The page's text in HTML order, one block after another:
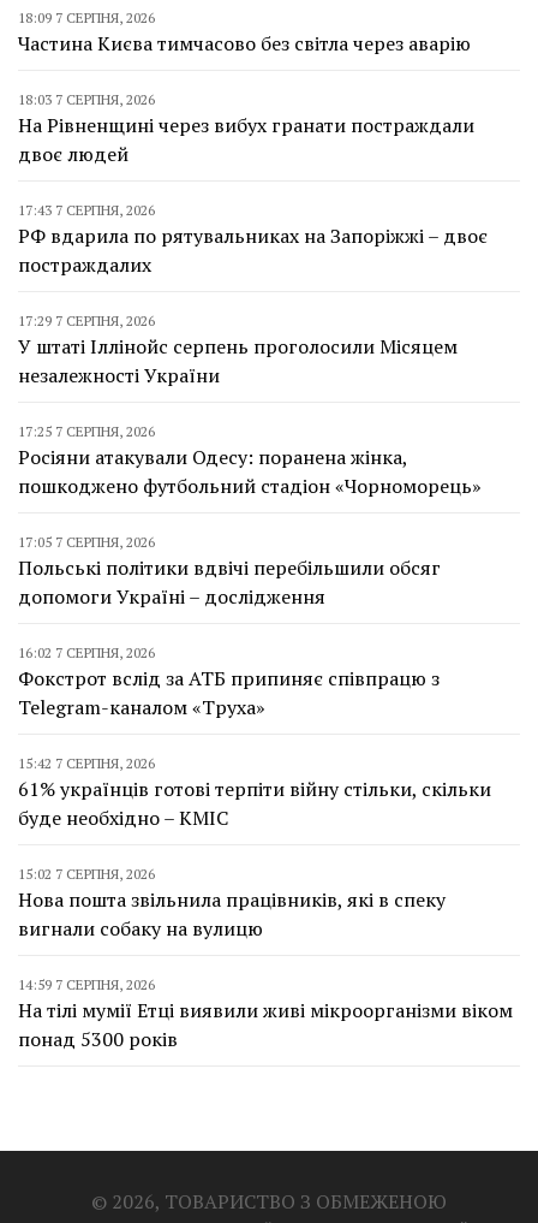
18:09 7 СЕРПНЯ, 2026
Частина Києва тимчасово без світла через аварію
18:03 7 СЕРПНЯ, 2026
На Рівненщині через вибух гранати постраждали
двоє людей
17:43 7 СЕРПНЯ, 2026
РФ вдарила по рятувальниках на Запоріжжі – двоє
постраждалих
17:29 7 СЕРПНЯ, 2026
У штаті Іллінойс серпень проголосили Місяцем
незалежності України
17:25 7 СЕРПНЯ, 2026
Росіяни атакували Одесу: поранена жінка,
пошкоджено футбольний стадіон «Чорноморець»
17:05 7 СЕРПНЯ, 2026
Польські політики вдвічі перебільшили обсяг
допомоги Україні – дослідження
16:02 7 СЕРПНЯ, 2026
Фокстрот вслід за АТБ припиняє співпрацю з
Telegram-каналом «Труха»
15:42 7 СЕРПНЯ, 2026
61% українців готові терпіти війну стільки, скільки
буде необхідно – КМІС
15:02 7 СЕРПНЯ, 2026
Нова пошта звільнила працівників, які в спеку
вигнали собаку на вулицю
14:59 7 СЕРПНЯ, 2026
На тілі мумії Етці виявили живі мікроорганізми віком
понад 5300 років
© 2026, ТОВАРИСТВО З ОБМЕЖЕНОЮ